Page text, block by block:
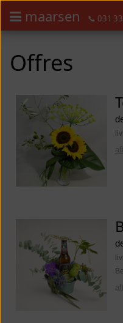
Commander des fleurs en
maarsen 📞 031
Commander des fleurs en
Offres